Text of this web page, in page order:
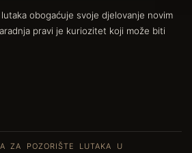
obogaćuje svoje djelovanje novim
pravi je kuriozitet koji može biti
ZA POZORIŠTE LUTAKA U